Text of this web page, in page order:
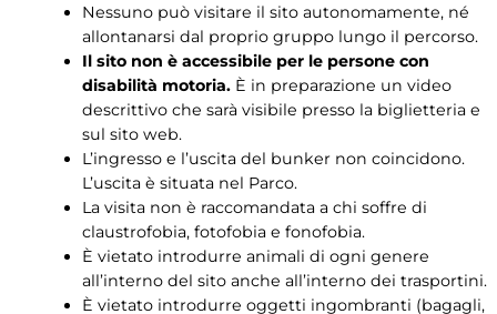
Nessuno può visitare il sito autonomamente, né
allontanarsi dal proprio gruppo lungo il percorso.
Il sito non è accessibile per le persone con
disabilità motoria.È in preparazione un video
descrittivo che sarà visibile presso la biglietteria e
sul sito web.
L’ingresso e l’uscita del bunker non coincidono.
L’uscita è situata nel Parco.
La visita non è raccomandata a chi soffre di
claustrofobia, fotofobia e fonofobia.
È vietato introdurre animali di ogni genere
all’interno del sito anche all’interno dei trasportini.
È vietato introdurre oggetti ingombranti (bagagli,